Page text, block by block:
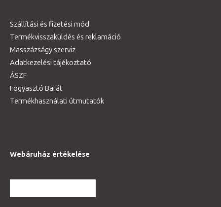
Szállítási és fizetési mód
Termékvisszaküldés és reklamáció
Masszázságy szerviz
Adatkezelési tájékoztató
ÁSZF
Fogyasztó Barát
Termékhasználati útmutatók
Webáruház értékelése